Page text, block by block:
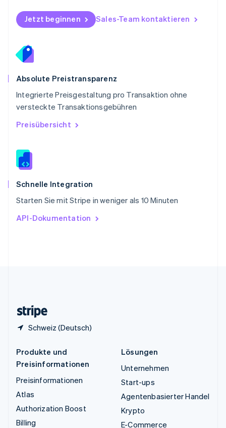
Jetzt beginnen Sales-Team kontaktieren
Absolute Preistransparenz
Integrierte Preisgestaltung pro Transaktion ohne
versteckte Transaktionsgebühren
Preisübersicht
Schnelle Integration
Starten Sie mit Stripe in weniger als 10 Minuten
API-Dokumentation
Schweiz (Deutsch)
Schweden
Svenska English
Deutsch
Singapur
English
Slowakei
Slowenien
EnglishItaliano
Sonderverwaltungsregion Hongkong,
Spanien
Thailand
ไทยEnglish
English
English
Produkte und
Preisinformationen
Preisinformationen
Atlas
Authorization Boost
Billing
Lösungen
Unternehmen
Start-ups
Agentenbasierter Handel
Krypto
E-Commerce